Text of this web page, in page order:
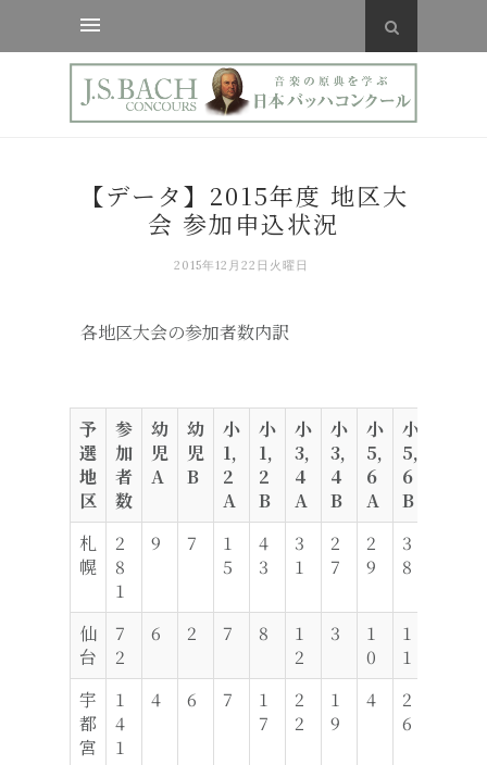
【データ】2015年度 地区大
会 参加申込状況
2015年12月22日火曜日
各地区大会の参加者数内訳
予
選
地
区
参
加
者
数
幼
児
A
幼
児
B
小
1,
2
A
小
1,
2
B
小
3,
4
A
小
3,
4
B
小
5,
6
A
小
5,
6
B
札
幌
2
8
1
9 7
1
5
4
3
3
1
2
7
2
9
3
8
仙
台
7
2
6 2 7 8
1
2
3
1
0
1
1
宇
都
宮
1
4
1
4 6 7
1
7
2
2
1
9
4
2
6